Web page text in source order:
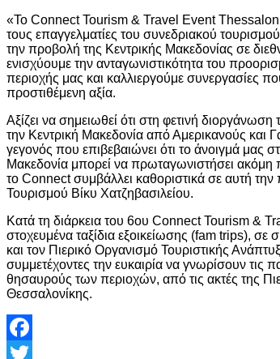
«Το Connect Tourism & Travel Event
τους επαγγελματίες του συνεδριακού
την προβολή της Κεντρικής Μακεδονίας σε
ενισχύουμε την ανταγωνιστικότητα του
περιοχής μας και καλλιεργούμε
προστιθέμενη αξία.
Αξίζει να σημειωθεί ότι στη φετινή
την Κεντρική Μακεδονία από Αμερικανούς και
γεγονός που επιβεβαιώνει ότι το άνοιγμά μας
Μακεδονία μπορεί να πρωταγωνιστήσει ακόμη
το Connect συμβάλλει καθοριστικά σε αυτή
Τουρισμού Βίκυ Χατζηβασιλείου.
Κατά τη διάρκεια του 6ου Connect Tourism &
στοχευμένα ταξίδια εξοικείωσης (fam trips),
και τον Πιερικό Οργανισμό Τουριστικής
συμμετέχοντες την ευκαιρία να γνωρίσουν τις
θησαυρούς των περιοχών, από τις ακτές της
Θεσσαλονίκης.
Facebook